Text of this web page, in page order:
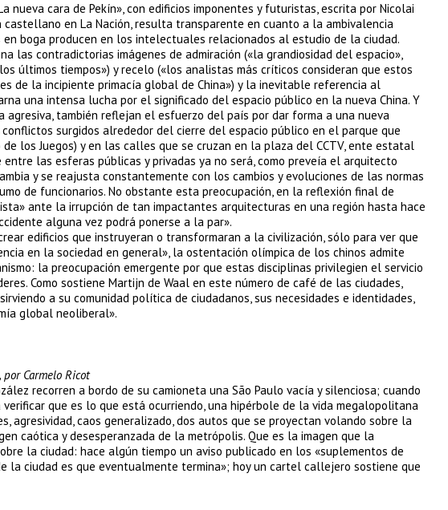
nueva cara de Pekín», con edificios imponentes y futuristas, escrita por Nicolai
en La Nación, resulta transparente en cuanto a la ambivalencia
boga producen en los intelectuales relacionados al estudio de la ciudad.
las contradictorias imágenes de admiración («la grandiosidad del espacio»,
últimos tiempos») y recelo («los analistas más críticos consideran que estos
de la incipiente primacía global de China») y la inevitable referencia al
una intensa lucha por el significado del espacio público en la nueva China. Y
también reflejan el esfuerzo del país por dar forma a una nueva
surgidos alrededor del cierre del espacio público en el parque que
los Juegos) y en las calles que se cruzan en la plaza del CCTV, ente estatal
las esferas públicas y privadas ya no será, como preveía el arquitecto
y se reajusta constantemente con los cambios y evoluciones de las normas
de funcionarios. No obstante esta preocupación, en la reflexión final de
ante la irrupción de tan impactantes arquitecturas en una región hasta hace
alguna vez podrá ponerse a la par».
edificios que instruyeran o transformaran a la civilización, sólo para ver que
en la sociedad en general», la ostentación olímpica de los chinos admite
la preocupación emergente por que estas disciplinas privilegien el servicio
Como sostiene Martijn de Waal en este número de café de las ciudades,
a su comunidad política de ciudadanos, sus necesidades e identidades,
global neoliberal».
Carmelo Ricot
recorren a bordo de su camioneta una São Paulo vacía y silenciosa; cuando
que es lo que está ocurriendo, una hipérbole de la vida megalopolitana
agresividad, caos generalizado, dos autos que se proyectan volando sobre la
caótica y desesperanzada de la metrópolis. Que es la imagen que la
la ciudad: hace algún tiempo un aviso publicado en los «suplementos de
la ciudad es que eventualmente termina»; hoy un cartel callejero sostiene que